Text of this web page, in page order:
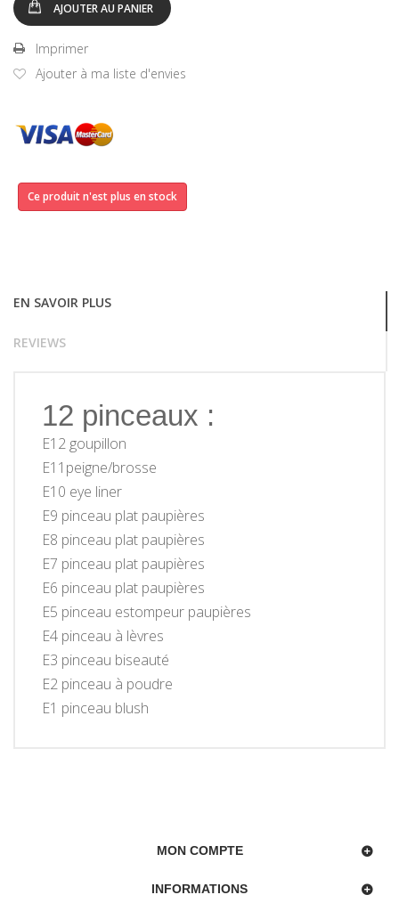
AJOUTER AU PANIER
Imprimer
Ajouter à ma liste d'envies
Ce produit n'est plus en stock
EN SAVOIR PLUS
REVIEWS
12 pinceaux :
E12 goupillon
E11peigne/brosse
E10 eye liner
E9 pinceau plat paupières
E8 pinceau plat paupières
E7 pinceau plat paupières
E6 pinceau plat paupières
E5 pinceau estompeur paupières
E4 pinceau à lèvres
E3 pinceau biseauté
E2 pinceau à poudre
E1 pinceau blush
MON COMPTE
INFORMATIONS